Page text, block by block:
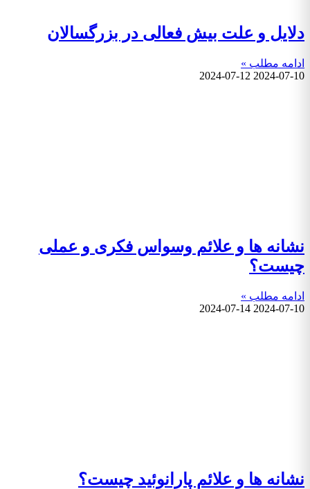
دلایل و علت بیش فعالی در بزرگسالان
ادامه مطلب »
2024-07-10
2024-07-12
نشانه ها و علائم وسواس فکری و عملی
چیست؟
ادامه مطلب »
2024-07-10
2024-07-14
نشانه ها و علائم پارانوئید چیست؟